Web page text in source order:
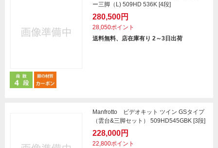
ー三脚（L) 509HD 536K [4段]
280,500円
28,050ポイント
送料無料、店在庫有り 2～3日出荷
Manfrotto ビデオキット ツイン GSタイプ
（雲台&三脚セット） 509HD545GBK [3段]
228,000円
22,800ポイント